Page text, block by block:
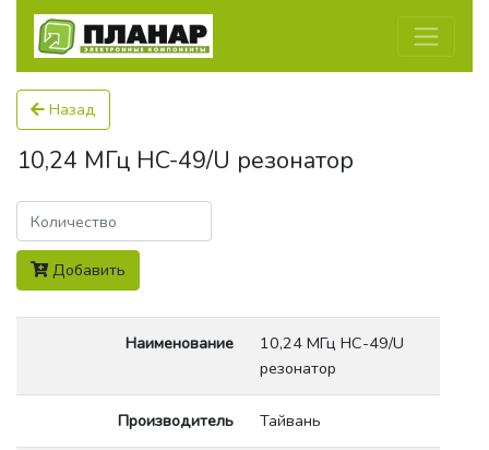
Назад
10,24 МГц HC-49/U резонатор
Количество
Добавить
Наименование
10,24 МГц HC-49/U
резонатор
Производитель Тайвань